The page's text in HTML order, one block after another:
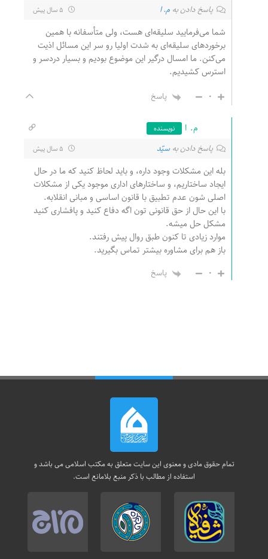
پاسخ دادن به م. ا
شما می‌فرمایید سلیقه‌ای هست، ولی متأسفانه با همین
برخوردهای سلیقه‌ای به شدت اولیا رو سر این مسائل اذیت
می‌کنن. ما امسال درگیر این موضوع بودیم و بسیار دردسر و
استرس کشیدیم.
0
پاسخ
م. ا نویسنده
پاسخ دادن به سیّد
بله این مشکلات وجود داره، و باید لحاظ کنید که ما در حال
ایجاد ساختاریم، و ساختارهای اداری موجود یکی از مشکلات
اصلی شون عدم تطبیق با قانون اساسی و مبانی انقلابه.
با این حال از حق قانونی تون اگه دفاع کنید و پافشاری کنید
مشکل حل میشه.
موارد زیادی تا کنون طبق روال پیش رفتند.
باز هم برای مشاوره بیشتر تماس بگیرید.
0
پاسخ
تمام حقوق مادی و معنوی این سایت متعلق به مکتب اسلامی می باشد و
استفاده از مطالب با ذکر منبع بلامانع است.